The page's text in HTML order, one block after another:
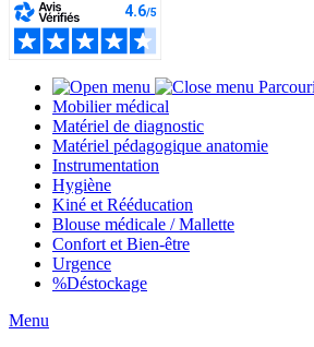
Mobilier médical
Matériel de diagnostic
Matériel pédagogique anatomie
Instrumentation
Hygiène
Kiné et Rééducation
Blouse médicale / Mallette
Confort et Bien-être
Urgence
%Déstockage
Menu